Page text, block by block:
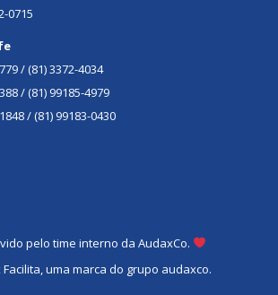
0715
/ (81) 3372-4034
/ (81) 99185-4979
/ (81) 99183-0430
pelo time interno da AudaxCo.
Facilita, uma marca do grupo audaxco.